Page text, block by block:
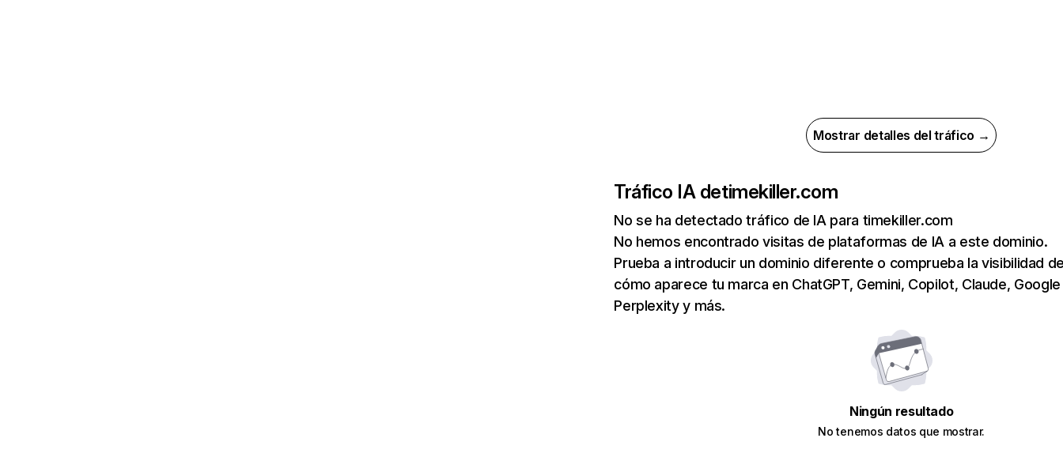
Mostrar detalles del tráfico →
Tráfico IA detimekiller.com
No se ha detectado tráfico de IA para timekiller.com
No hemos encontrado visitas de plataformas de IA a este dominio.
Prueba a introducir un dominio diferente o comprueba la visibilidad
cómo aparece tu marca en ChatGPT, Gemini, Copilot, Claude,
Perplexity y más.
Ningún resultado
No tenemos datos que mostrar.